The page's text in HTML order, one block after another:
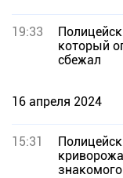
19:33
который
сбежал
16 апреля 2024
15:31
знакомого